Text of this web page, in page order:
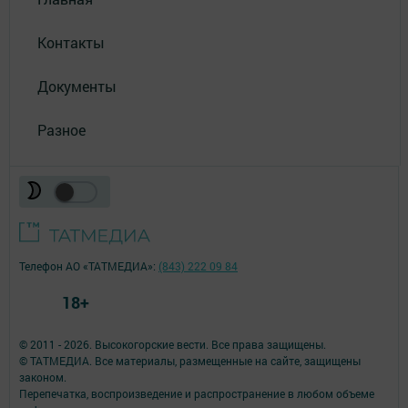
Контакты
Документы
Разное
© 2011 - 2026. Высокогорские вести. Все права защищены.
© ТАТМЕДИА. Все материалы, размещенные на сайте, защищены
законом.
Перепечатка, воспроизведение и распространение в любом объеме
Телефон АО «ТАТМЕДИА»: (843) 222 09 84
18+